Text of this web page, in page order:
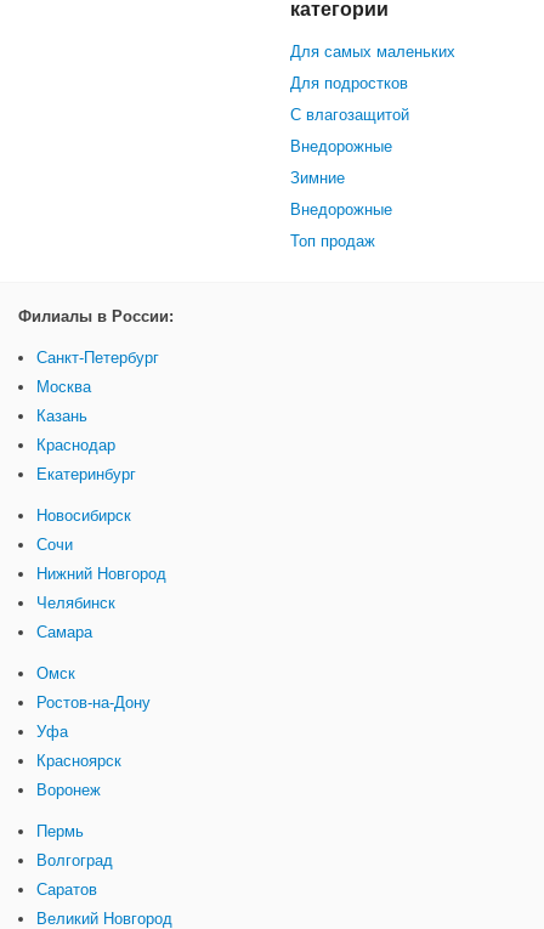
категории
Для самых маленьких
Для подростков
С влагозащитой
Внедорожные
Зимние
Внедорожные
Топ продаж
Филиалы в России:
Санкт-Петербург
Москва
Казань
Краснодар
Екатеринбург
Новосибирск
Сочи
Нижний Новгород
Челябинск
Самара
Омск
Ростов-на-Дону
Уфа
Красноярск
Воронеж
Пермь
Волгоград
Саратов
Великий Новгород